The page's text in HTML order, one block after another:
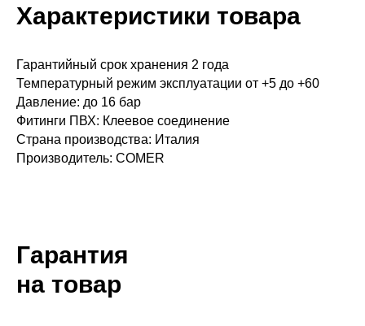
Характеристики товара
Гарантийный срок хранения 2 года
Температурный режим эксплуатации от +5 до +60
Давление: до 16 бар
Фитинги ПВХ: Клеевое соединение
Страна производства: Италия
Производитель: COMER
Гарантия
на товар